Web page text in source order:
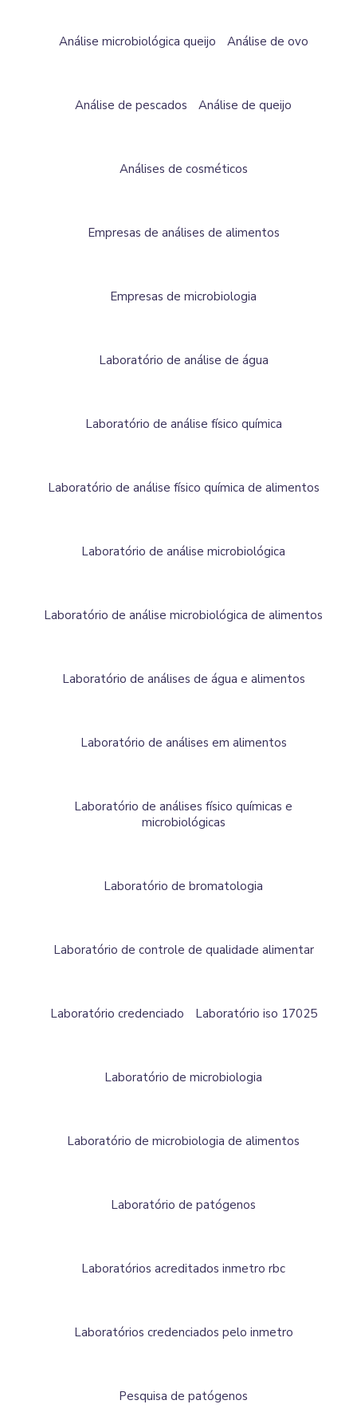
Análise microbiológica queijo Análise de ovo
Análise de pescados Análise de queijo
Análises de cosméticos
Empresas de análises de alimentos
Empresas de microbiologia
Laboratório de análise de água
Laboratório de análise físico química
Laboratório de análise físico química de alimentos
Laboratório de análise microbiológica
Laboratório de análise microbiológica de alimentos
Laboratório de análises de água e alimentos
Laboratório de análises em alimentos
Laboratório de análises físico químicas e
microbiológicas
Laboratório de bromatologia
Laboratório de controle de qualidade alimentar
Laboratório credenciado Laboratório iso 17025
Laboratório de microbiologia
Laboratório de microbiologia de alimentos
Laboratório de patógenos
Laboratórios acreditados inmetro rbc
Laboratórios credenciados pelo inmetro
Pesquisa de patógenos